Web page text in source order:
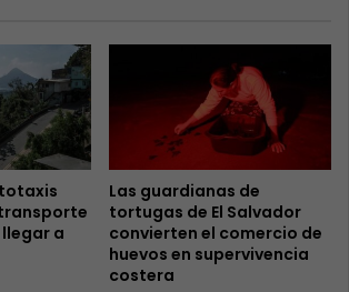
llegar a
Las guardianas de
tortugas de El Salvador
convierten el comercio de
huevos en supervivencia
costera